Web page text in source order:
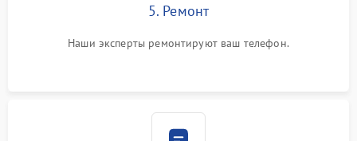
5. Ремонт
Наши эксперты ремонтируют ваш телефон.